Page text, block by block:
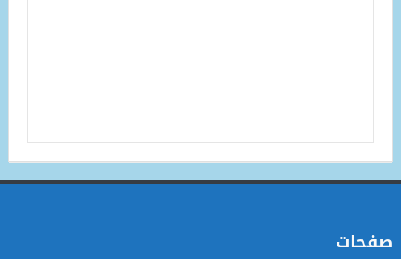
صفحات